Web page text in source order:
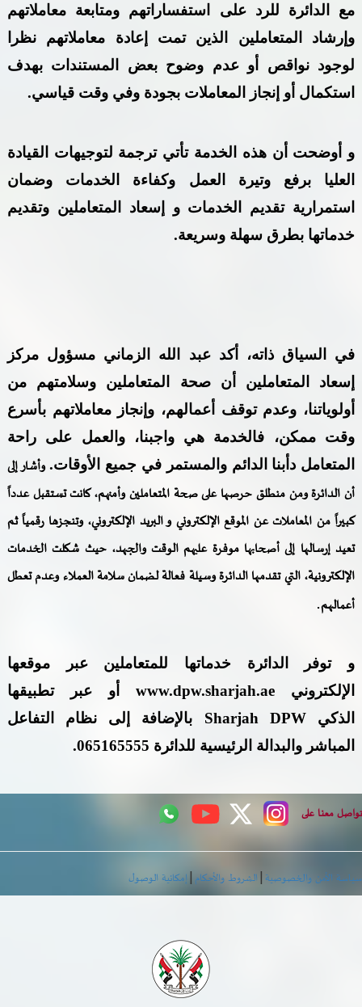
مع الدائرة للرد على استفساراتهم ومتابعة معاملاتهم
وإرشاد المتعاملين الذين تمت إعادة معاملاتهم نظرا
لوجود نواقص أو عدم وضوح بعض المستندات بهدف
استكمال أو إنجاز المعاملات بجودة وفي وقت قياسي.
و أوضحت أن هذه الخدمة تأتي ترجمة لتوجيهات القيادة
العليا برفع وتيرة العمل وكفاءة الخدمات وضمان
استمرارية تقديم الخدمات و إسعاد المتعاملين وتقديم
خدماتها بطرق سهلة وسريعة.
في السياق ذاته، أكد عبد الله الزماني مسؤول مركز
إسعاد المتعاملين
أن صحة المتعاملين وسلامتهم من
أولوياتنا، وعدم توقف أعمالهم، وإنجاز معاملاتهم بأسرع
وقت ممكن، فالخدمة هي واجبنا، والعمل على راحة
المتعامل دأبنا الدائم والمستمر في جميع الأوقات. وأشار إلى
أن الدائرة ومن منطلق حرصها على صحة المتعاملين وأمنهم، كانت تستقبل عدداً
كبيراً من المعاملات عن الموقع الإلكتروني و البريد الإلكتروني، وتنجزها رقمياً ثم
تعيد إرسالها إلى أصحابها موفرة عليهم الوقت والجهد، حيث شكلت الخدمات
الإلكترونية، التي تقدمها الدائرة وسيلة فعالة لضمان سلامة العملاء وعدم تعطل
أعمالهم.
و توفر الدائرة خدماتها للمتعاملين عبر موقعها
الإلكترونيwww.dpw.sharjah.ae
أو عبر تطبيقها
الذكيSharjah DPW
بالإضافة إلى نظام التفاعل
المباشر والبدالة الرئيسية للدائرة 065165555.
معنا على
الأمن والخصوصية| الشروط والأحكام| إمكانية الوصول